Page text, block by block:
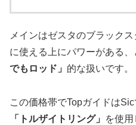
メインはゼスタのブラック
に使える上にパワーがある、
でもロッド」 的な扱いです。
この価格帯でTopガイドは
「トルザイトリング」
を使